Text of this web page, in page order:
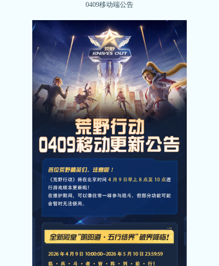
0409移动端公告